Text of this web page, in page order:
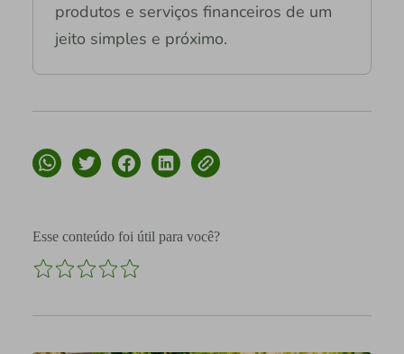
produtos e serviços financeiros de um
jeito simples e próximo.
Esse conteúdo foi útil para você?